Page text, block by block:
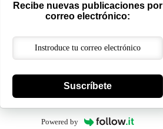
Recibe nuevas publicaciones por
correo electrónico:
Suscríbete
Powered by